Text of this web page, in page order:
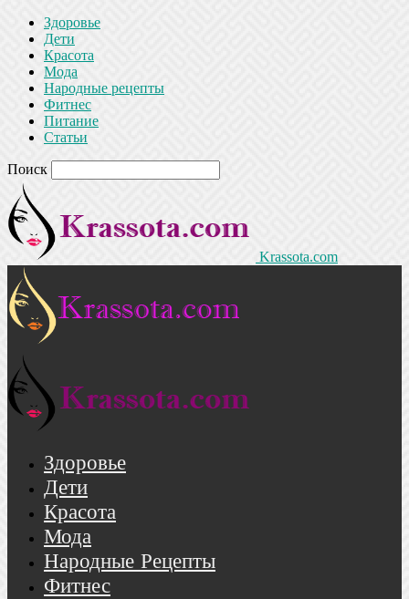
Здоровье
Дети
Красота
Мода
Народные рецепты
Фитнес
Питание
Статьи
Поиск
Krassota.com
Здоровье
Дети
Красота
Мода
Народные Рецепты
Фитнес